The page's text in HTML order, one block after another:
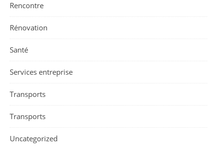
Rencontre
Rénovation
Santé
Services entreprise
Transports
Transports
Uncategorized